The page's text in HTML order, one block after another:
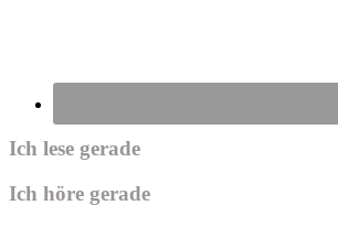
Ich lese gerade
Ich höre gerade